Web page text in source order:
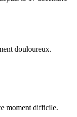
douloureux.
moment difficile.